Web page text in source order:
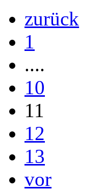
zurück
1
....
10
11
12
13
vor